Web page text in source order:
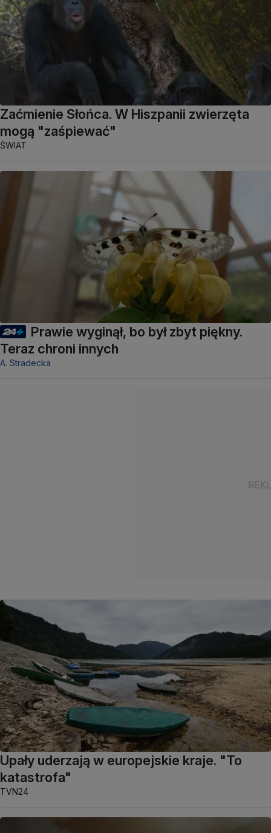
Zaćmienie Słońca. W Hiszpanii zwierzęta
mogą "zaśpiewać"
ŚWIAT
Prawie wyginął, bo był zbyt piękny.
Teraz chroni innych
A. Stradecka
Upały uderzają w europejskie kraje. "To
katastrofa"
TVN24